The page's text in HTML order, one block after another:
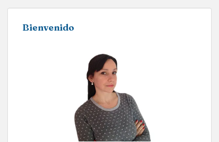
Bienvenido